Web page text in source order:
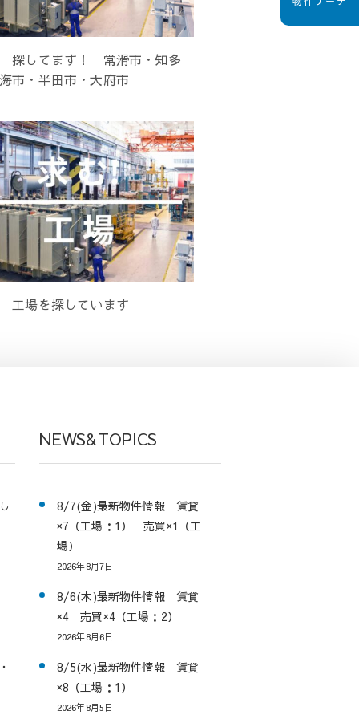
探してます！ 常滑市・知多
市・半田市・大府市
工場を探しています
NEWS&TOPICS
8/7(金)最新物件情報 賃貸
×7（工場：1） 売買×1（工
場）
2026年8月7日
8/6(木)最新物件情報 賃貸
×4 売買×4（工場：2）
2026年8月6日
8/5(水)最新物件情報 賃貸
×8（工場：1）
2026年8月5日